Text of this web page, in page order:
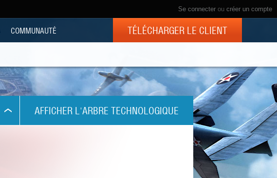
Se connecter ou créer un compte
COMMUNAUTÉ TÉLÉCHARGER LE CLIENT
AFFICHER L'ARBRE TECHNOLOGIQUE